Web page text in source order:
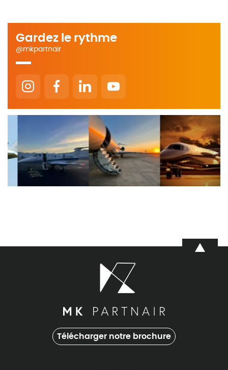
Gardez le rythme
@mkpartnair
Télécharger notre brochure